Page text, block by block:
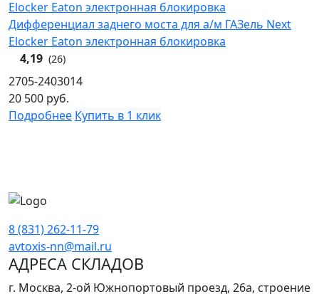
Дифференциал заднего моста для а/м ГАЗель Next
Elocker Eaton электронная блокировка
4,19 (26)
2705-2403014
20 500 руб.
Подробнее Купить в 1 клик
8 (831) 262-11-79
avtoxis-nn@mail.ru
АДРЕСА СКЛАДОВ
г. Москва, 2-ой Южнопортовый проезд, 26а, строение